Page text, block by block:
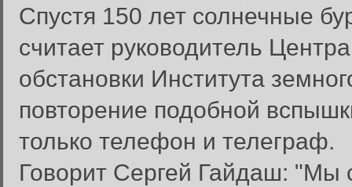
Спустя 150 лет солнечные
считает руководитель
обстановки Института
повторение подобной
только телефон и телеграф.
Говорит Сергей Гайдаш: "Мы